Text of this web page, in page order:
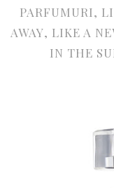
PARFUMURI,
AWAY, LIKE A
IN THE